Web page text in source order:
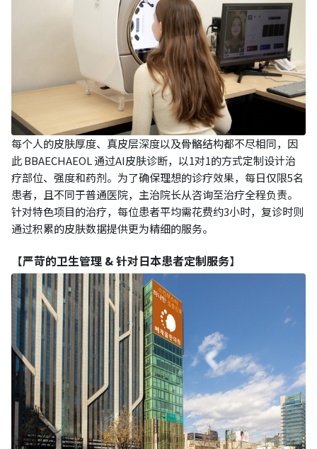
每个人的皮肤厚度、真皮层深度以及骨骼结构都不尽相同，因
此 BBAECHAEOL 通过AI皮肤诊断，以1对1的方式定制设计治
疗部位、强度和药剂。为了确保理想的诊疗效果，每日仅限5名
患者，且不同于普通医院，主治院长从咨询至治疗全程负责。
针对特色项目的治疗，每位患者平均需花费约3小时，复诊时则
通过积累的皮肤数据提供更为精细的服务。
【严苛的卫生管理 & 针对日本患者定制服务】